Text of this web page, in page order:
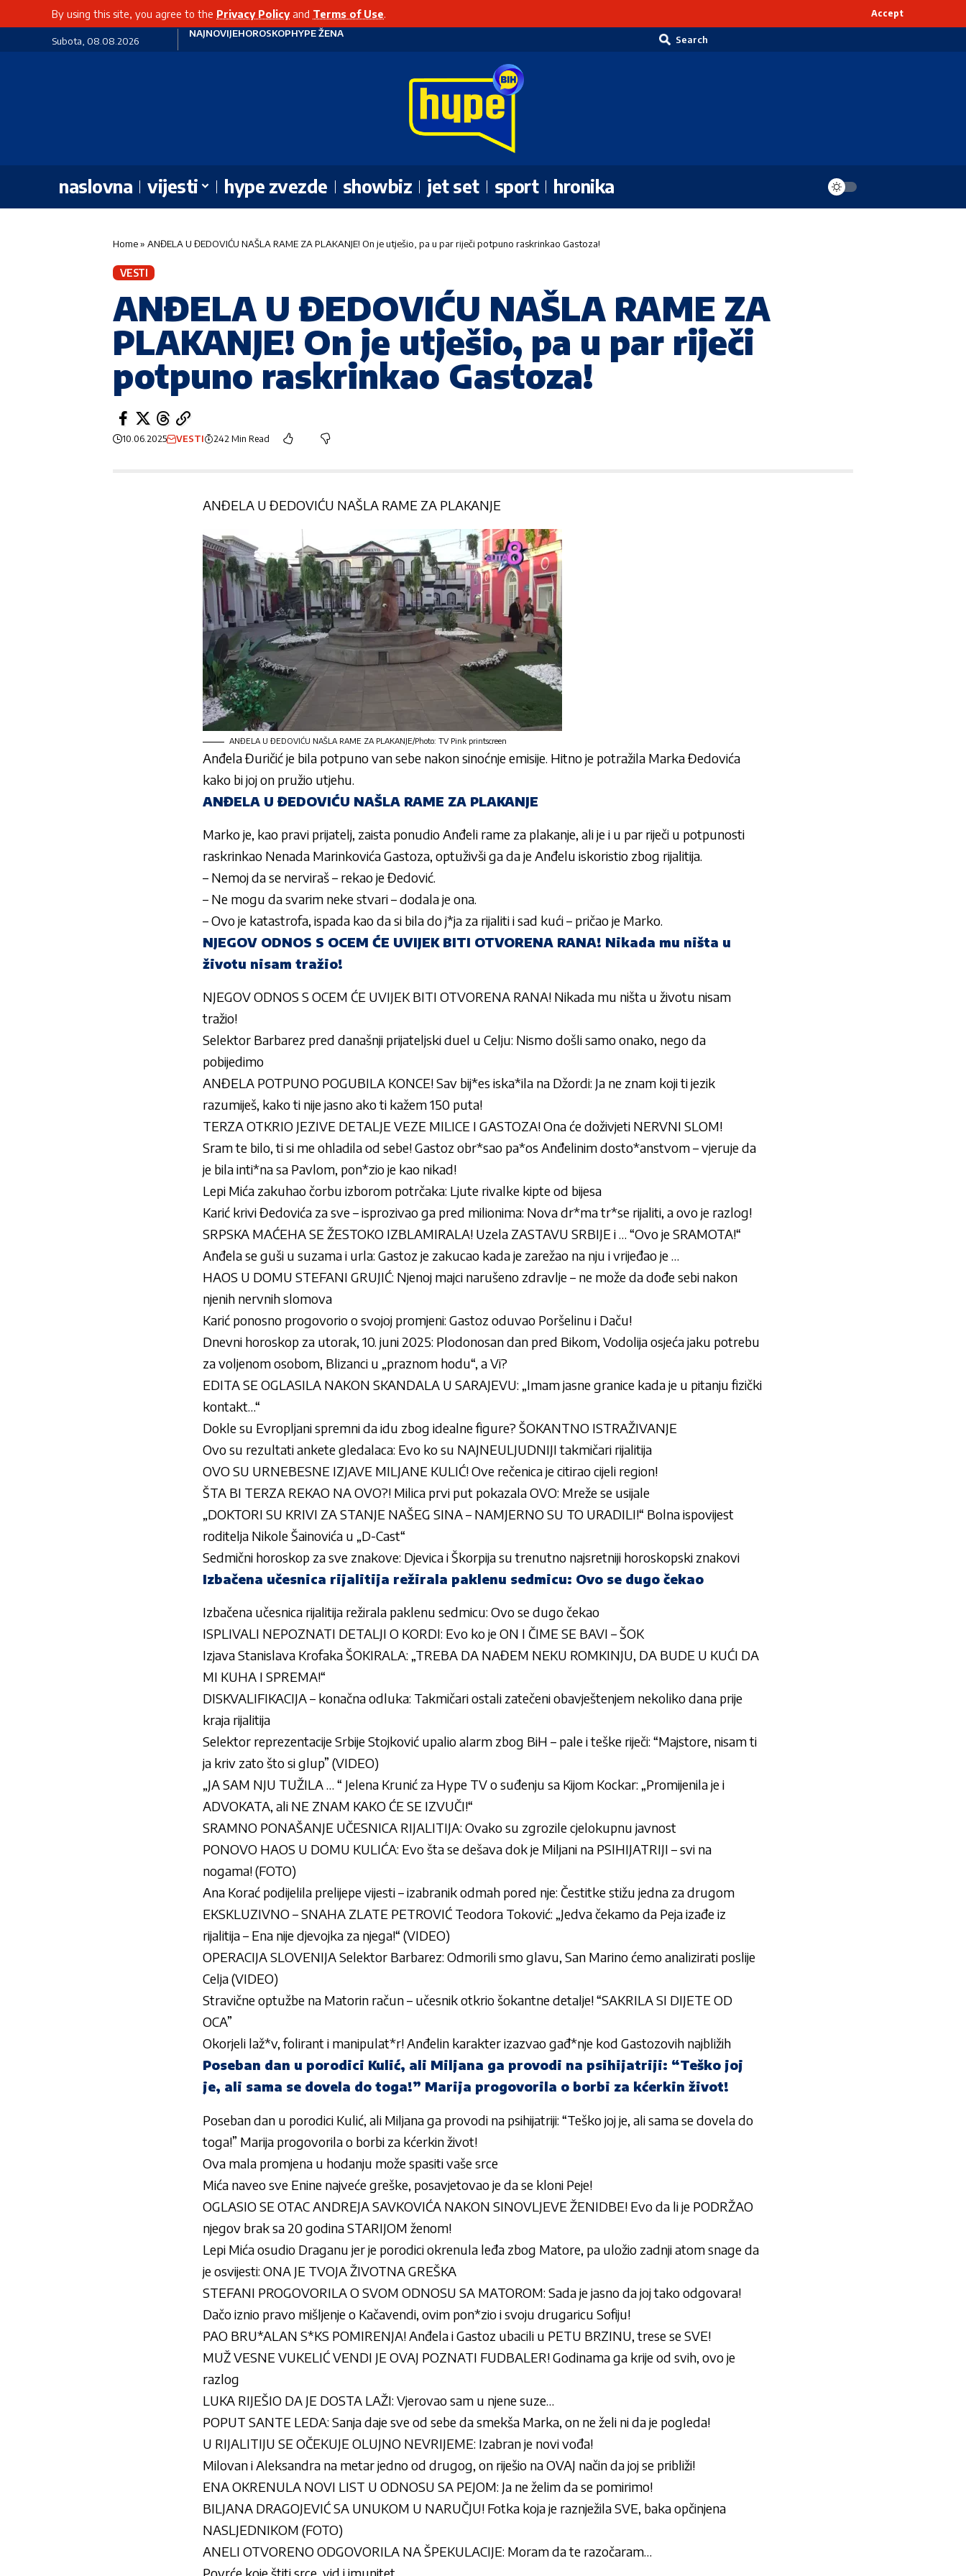
By using this site, you agree to the Privacy Policyand Terms of Use. Accept
Subota, 08.08.2026
NAJNOVIJEHOROSKOPHYPE ŽENA
Search
naslovna vijesti hype zvezde showbiz jet set sport hronika
Home» ANĐELA U ĐEDOVIĆU NAŠLA RAME ZA PLAKANJE! On je utješio, pa u par riječi potpuno raskrinkao Gastoza!
VESTI
ANĐELA U ĐEDOVIĆU NAŠLA RAME ZA
PLAKANJE! On je utješio, pa u par riječi
potpuno raskrinkao Gastoza!
10.06.2025 VESTI 242 Min Read
ANĐELA U ĐEDOVIĆU NAŠLA RAME ZA PLAKANJE
ANĐELA U ĐEDOVIĆU NAŠLA RAME ZA PLAKANJE/Photo: TV Pink printscreen
Anđela Đuričićje bila potpuno van sebe nakon sinoćnje emisije. Hitno je potražila Marka Đedovića
kako bi joj on pružio utjehu.
ANĐELA U ĐEDOVIĆU NAŠLA RAME ZA PLAKANJE
Markoje, kao pravi prijatelj, zaista ponudioAnđeli rame za plakanje, ali je i u par riječi u potpunosti
raskrinkao Nenada Marinkovića Gastoza, optuživši ga da jeAnđelu iskoristio zbog rijalitija.
– Nemoj da se nerviraš – rekao jeĐedović.
– Ne mogu da svarim neke stvari – dodala je ona.
– Ovo je katastrofa, ispada kao da si bila do j*ja za rijaliti i sad kući – pričao je Marko.
NJEGOV ODNOS S OCEM ĆE UVIJEK BITI OTVORENA RANA! Nikada mu ništa u
životu nisam tražio!
NJEGOV ODNOS S OCEM ĆE UVIJEK BITI OTVORENA RANA! Nikada mu ništa u životu nisam
tražio!
Selektor Barbarez pred današnji prijateljski duel u Celju: Nismo došli samo onako, nego da
pobijedimo
ANĐELA POTPUNO POGUBILA KONCE! Sav bij*es iska*ila na Džordi: Ja ne znam koji ti jezik
razumiješ, kako ti nije jasno ako ti kažem 150 puta!
TERZA OTKRIO JEZIVE DETALJE VEZE MILICE I GASTOZA! Ona će doživjeti NERVNI SLOM!
Sram te bilo, ti si me ohladila od sebe! Gastoz obr*sao pa*os Anđelinim dosto*anstvom – vjeruje da
je bila inti*na sa Pavlom, pon*zio je kao nikad!
Lepi Mića zakuhao čorbu izborom potrčaka: Ljute rivalke kipte od bijesa
Karić krivi Đedovića za sve – isprozivao ga pred milionima: Nova dr*ma tr*se rijaliti, a ovo je razlog!
SRPSKA MAĆEHA SE ŽESTOKO IZBLAMIRALA! Uzela ZASTAVU SRBIJE i … “Ovo je SRAMOTA!“
Anđela se guši u suzama i urla: Gastoz je zakucao kada je zarežao na nju i vrijeđao je …
HAOS U DOMU STEFANI GRUJIĆ: Njenoj majci narušeno zdravlje – ne može da dođe sebi nakon
njenih nervnih slomova
Karić ponosno progovorio o svojoj promjeni: Gastoz oduvao Poršelinu i Daču!
Dnevni horoskop za utorak, 10. juni 2025: Plodonosan dan pred Bikom, Vodolija osjeća jaku potrebu
za voljenom osobom, Blizanci u „praznom hodu“, a Vi?
EDITA SE OGLASILA NAKON SKANDALA U SARAJEVU: „Imam jasne granice kada je u pitanju fizički
kontakt…“
Dokle su Evropljani spremni da idu zbog idealne figure? ŠOKANTNO ISTRAŽIVANJE
Ovo su rezultati ankete gledalaca: Evo ko su NAJNEULJUDNIJI takmičari rijalitija
OVO SU URNEBESNE IZJAVE MILJANE KULIĆ! Ove rečenica je citirao cijeli region!
ŠTA BI TERZA REKAO NA OVO?! Milica prvi put pokazala OVO: Mreže se usijale
„DOKTORI SU KRIVI ZA STANJE NAŠEG SINA – NAMJERNO SU TO URADILI!“ Bolna ispovijest
roditelja Nikole Šainovića u „D-Cast“
Sedmični horoskop za sve znakove: Djevica i Škorpija su trenutno najsretniji horoskopski znakovi
Izbačena učesnica rijalitija režirala paklenu sedmicu: Ovo se dugo čekao
Izbačena učesnica rijalitija režirala paklenu sedmicu: Ovo se dugo čekao
ISPLIVALI NEPOZNATI DETALJI O KORDI: Evo ko je ON I ČIME SE BAVI – ŠOK
Izjava Stanislava Krofaka ŠOKIRALA: „TREBA DA NAĐEM NEKU ROMKINJU, DA BUDE U KUĆI DA
MI KUHA I SPREMA!“
DISKVALIFIKACIJA – konačna odluka: Takmičari ostali zatečeni obavještenjem nekoliko dana prije
kraja rijalitija
Selektor reprezentacije Srbije Stojković upalio alarm zbog BiH – pale i teške riječi: “Majstore, nisam ti
ja kriv zato što si glup” (VIDEO)
„JA SAM NJU TUŽILA … “ Jelena Krunić za Hype TV o suđenju sa Kijom Kockar: „Promijenila je i
ADVOKATA, ali NE ZNAM KAKO ĆE SE IZVUČI!“
SRAMNO PONAŠANJE UČESNICA RIJALITIJA: Ovako su zgrozile cjelokupnu javnost
PONOVO HAOS U DOMU KULIĆA: Evo šta se dešava dok je Miljani na PSIHIJATRIJI – svi na
nogama! (FOTO)
Ana Korać podijelila prelijepe vijesti – izabranik odmah pored nje: Čestitke stižu jedna za drugom
EKSKLUZIVNO – SNAHA ZLATE PETROVIĆ Teodora Toković: „Jedva čekamo da Peja izađe iz
rijalitija – Ena nije djevojka za njega!“ (VIDEO)
OPERACIJA SLOVENIJA Selektor Barbarez: Odmorili smo glavu, San Marino ćemo analizirati poslije
Celja (VIDEO)
Stravične optužbe na Matorin račun – učesnik otkrio šokantne detalje! “SAKRILA SI DIJETE OD
OCA”
Okorjeli laž*v, folirant i manipulat*r! Anđelin karakter izazvao gađ*nje kod Gastozovih najbližih
Poseban dan u porodici Kulić, ali Miljana ga provodi na psihijatriji: “Teško joj
je, ali sama se dovela do toga!” Marija progovorila o borbi za kćerkin život!
Poseban dan u porodici Kulić, ali Miljana ga provodi na psihijatriji: “Teško joj je, ali sama se dovela do
toga!” Marija progovorila o borbi za kćerkin život!
Ova mala promjena u hodanju može spasiti vaše srce
Mića naveo sve Enine najveće greške, posavjetovao je da se kloni Peje!
OGLASIO SE OTAC ANDREJA SAVKOVIĆA NAKON SINOVLJEVE ŽENIDBE! Evo da li je PODRŽAO
njegov brak sa 20 godina STARIJOM ženom!
Lepi Mića osudio Draganu jer je porodici okrenula leđa zbog Matore, pa uložio zadnji atom snage da
je osvijesti: ONA JE TVOJA ŽIVOTNA GREŠKA
STEFANI PROGOVORILA O SVOM ODNOSU SA MATOROM: Sada je jasno da joj tako odgovara!
Dačo iznio pravo mišljenje o Kačavendi, ovim pon*zio i svoju drugaricu Sofiju!
PAO BRU*ALAN S*KS POMIRENJA! Anđela i Gastoz ubacili u PETU BRZINU, trese se SVE!
MUŽ VESNE VUKELIĆ VENDI JE OVAJ POZNATI FUDBALER! Godinama ga krije od svih, ovo je
razlog
LUKA RIJEŠIO DA JE DOSTA LAŽI: Vjerovao sam u njene suze…
POPUT SANTE LEDA: Sanja daje sve od sebe da smekša Marka, on ne želi ni da je pogleda!
U RIJALITIJU SE OČEKUJE OLUJNO NEVRIJEME: Izabran je novi vođa!
Milovan i Aleksandra na metar jedno od drugog, on riješio na OVAJ način da joj se približi!
ENA OKRENULA NOVI LIST U ODNOSU SA PEJOM: Ja ne želim da se pomirimo!
BILJANA DRAGOJEVIĆ SA UNUKOM U NARUČJU! Fotka koja je raznježila SVE, baka opčinjena
NASLJEDNIKOM (FOTO)
ANELI OTVORENO ODGOVORILA NA ŠPEKULACIJE: Moram da te razočaram…
Povrće koje štiti srce, vid i imunitet